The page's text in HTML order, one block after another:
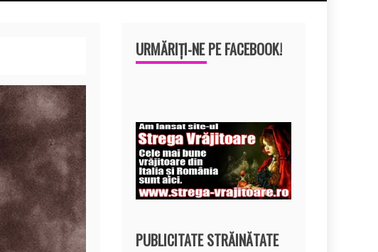
URMĂRIȚI-NE PE FACEBOOK!
PUBLICITATE STRĂINĂTATE